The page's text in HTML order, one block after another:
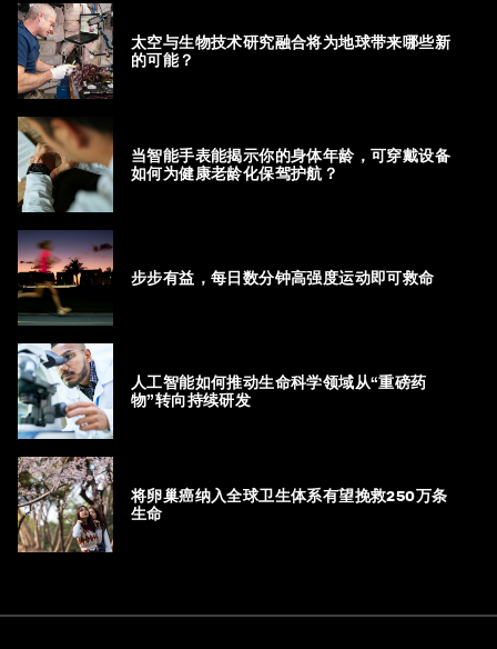
太空与生物技术研究融合将为地球带来哪些新
的可能？
当智能手表能揭示你的身体年龄，可穿戴设备
如何为健康老龄化保驾护航？
步步有益，每日数分钟高强度运动即可救命
人工智能如何推动生命科学领域从“重磅药
物”转向持续研发
将卵巢癌纳入全球卫生体系有望挽救250万条
生命